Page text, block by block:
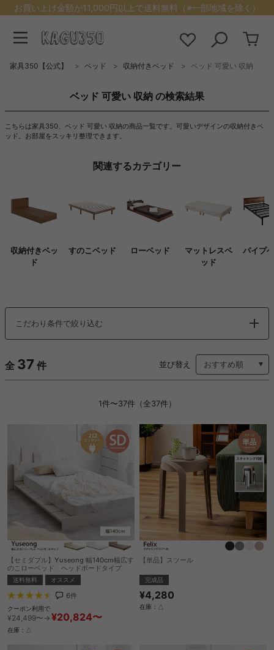
お買い上げ金額が11,000円以上で送料無料（※一部地域を除く）
家具350【公式】 ベッド 収納付きベッド ベッド 可愛い 収納
ベッド 可愛い 収納 の検索結果
こちらは家具350、ベッド 可愛い 収納の商品一覧です。可愛いデザインの収納付きベ
ッド。お部屋をスッキリ整理できます。
関連するカテゴリー
収納付きベッ
ド
すのこベッド ローベッド
マットレスベ
ッド
パイプ
こだわり条件で絞り込む
全 37 件 並び替え
1件〜37件（全37件）
【セミダブル】Yuseong 幅140cm幅広す
のこローベッド ヘッドボードタイプ
送料無料 オススメ
6件
クーポン利用で
¥24,499〜→ ¥20,824〜
在庫：△
【単品】スツール
完成品
¥4,280
在庫：△